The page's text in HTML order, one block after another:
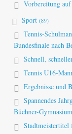
Vorbereitung
Sport (89)
Tennis-
Bundesfinale nach
Schnell,
Tennis U16-
Ergebnisse und
Spannendes
Büchner-Gymnasium
Stadtmeistertitel